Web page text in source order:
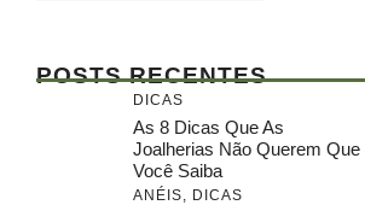
POSTS RECENTES
DICAS
As 8 Dicas Que As
Joalherias Não Querem Que
Você Saiba
ANÉIS, DICAS